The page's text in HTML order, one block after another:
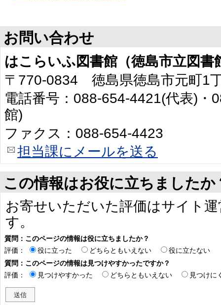
お問い合わせ
はこらいふ図書館（徳島市立図書
〒770-0834 徳島県徳島市元町1
電話番号：088-654-4421(代表)・
館)
ファクス：088-654-4423
担当課にメールを送る
この情報はお役に立ちましたか
お寄せいただいた評価はサイト
す。
質問：このページの情報は役に立ちましたか？
評価：
役に立った どちらともいえない
役に立たない
質問：このページの情報は見つけやすかったですか？
評価：
見つけやすかった どちらともいえない 見つけに